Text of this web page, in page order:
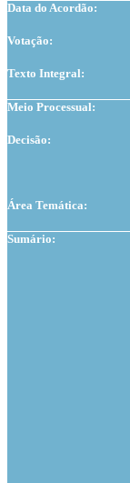
Data do Acordão:
Votação:
Texto Integral:
Meio Processual:
Decisão:
Área Temática:
Sumário: